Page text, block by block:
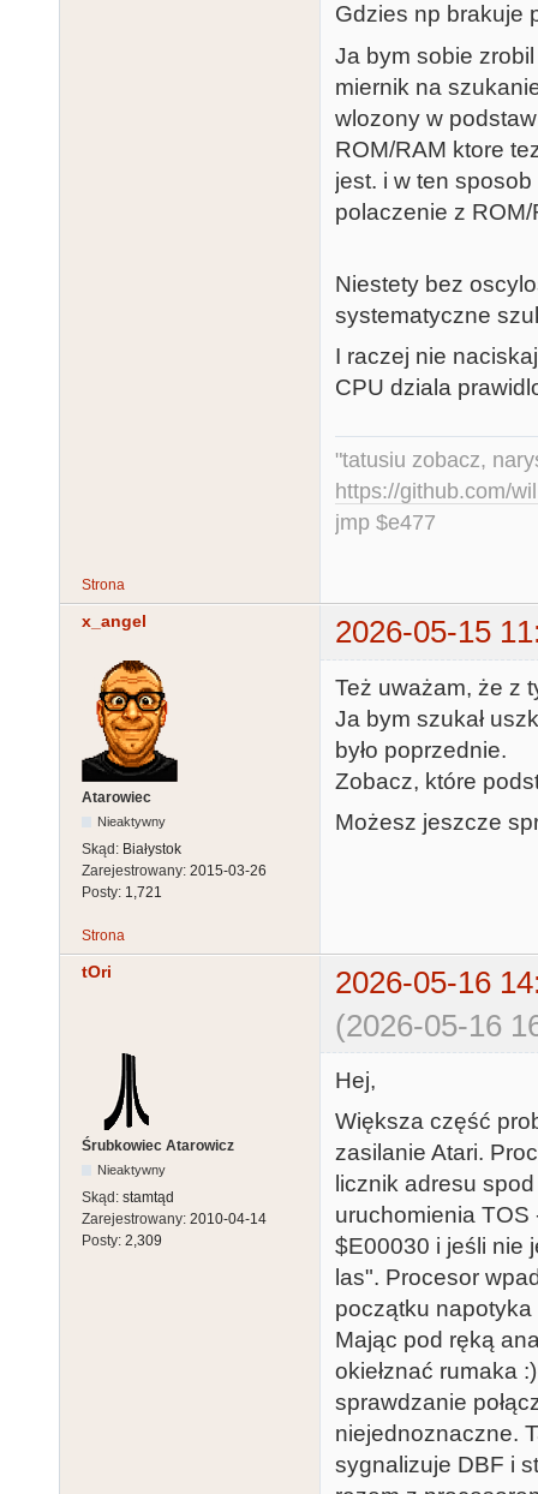
Gdzies np brakuje
Ja bym sobie
miernik na
wlozony w
ROM/RAM ktore
jest. i w ten
polaczenie z ROM/
Niestety bez
systematyczne
I raczej nie
CPU dziala
"tatusiu zobacz,
https://github.com/
jmp $e477
Strona
x_angel 2026-05-15
Atarowiec
Nieaktywny
Skąd: Białystok
Zarejestrowany: 2015-03-26
Posty: 1,721
Też uważam, że z
Ja bym szukał
było poprzednie.
Zobacz, które
Możesz jeszcze
Strona
tOri
2026-05-16
(2026-05-16
Śrubkowiec Atarowicz
Nieaktywny
Skąd: stamtąd
Zarejestrowany: 2010-04-14
Posty: 2,309
Hej,
Większa część
zasilanie Atari.
licznik adresu
uruchomienia
$E00030 i jeśli nie
las". Procesor
początku
Mając pod ręką
okiełznać rumaka
sprawdzanie
niejednoznaczne.
sygnalizuje DBF i